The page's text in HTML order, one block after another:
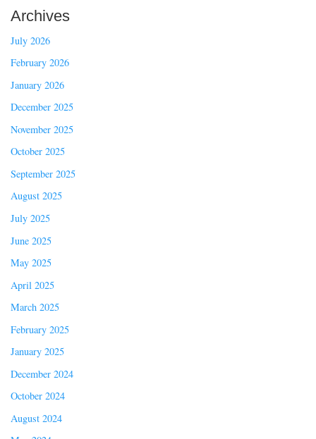
Archives
July 2026
February 2026
January 2026
December 2025
November 2025
October 2025
September 2025
August 2025
July 2025
June 2025
May 2025
April 2025
March 2025
February 2025
January 2025
December 2024
October 2024
August 2024